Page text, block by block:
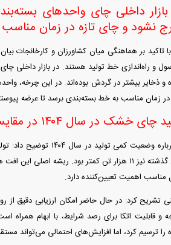
داخلی چای واحدهای
نشود و چای تازه در زمان
تاکید بر هماهنگی میان کشاورزان و کارخانجات
و راه‌اندازی خط تولید هستند. در بازار داخلی
و ذخایر بیشتر در گردش بوده‌اند. در این چرخه،
در زمان مناسب به خط بسته‌بندی برسد تا عرضه
خشک در سال ۱۴۰۴ در مقایسه با سال گذشته
سال گذشته نیز ۱۱ هزار تن کمتر بود. ریشه
اهمیت تعیین‌کننده دارد.
تشریح کرد: در حال حاضر امکان ارزیابی دقیق از
و قابلیت اتکا برای رصد شرایط، با ابهام
را ترسیم کرد، اما افزایش‌های احتمالی می‌تواند